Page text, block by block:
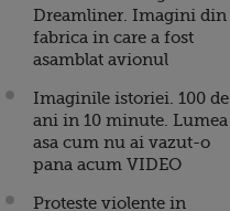
Dreamliner. Imagini din
fabrica in care a fost
asamblat avionul
Imaginile istoriei. 100 de
ani in 10 minute. Lumea
asa cum nu ai vazut-o
pana acum VIDEO
Proteste violente in